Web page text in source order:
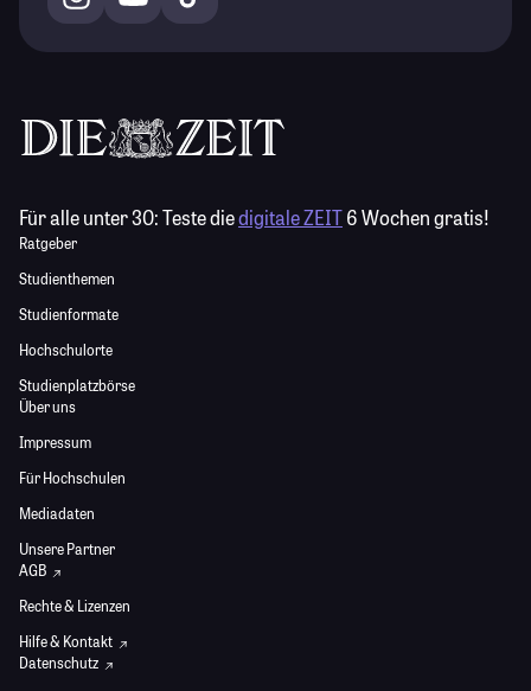
Für alle unter 30:Teste diedigitale ZEIT6 Wochen gratis!
Ratgeber
Studienthemen
Studienformate
Hochschulorte
Studienplatzbörse
Über uns
Impressum
Für Hochschulen
Mediadaten
Unsere Partner
AGB
Rechte & Lizenzen
Hilfe & Kontakt
Datenschutz